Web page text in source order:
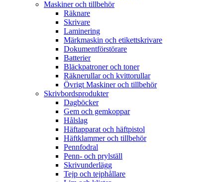
Maskiner och tillbehör
Räknare
Skrivare
Laminering
Märkmaskin och etikettskrivare
Dokumentförstörare
Batterier
Bläckpatroner och toner
Räknerullar och kvittorullar
Övrigt Maskiner och tillbehör
Skrivbordsprodukter
Dagböcker
Gem och gemkoppar
Hålslag
Häftapparat och häftpistol
Häftklammer och tillbehör
Pennfodral
Penn- och prylställ
Skrivunderlägg
Tejp och tejphållare